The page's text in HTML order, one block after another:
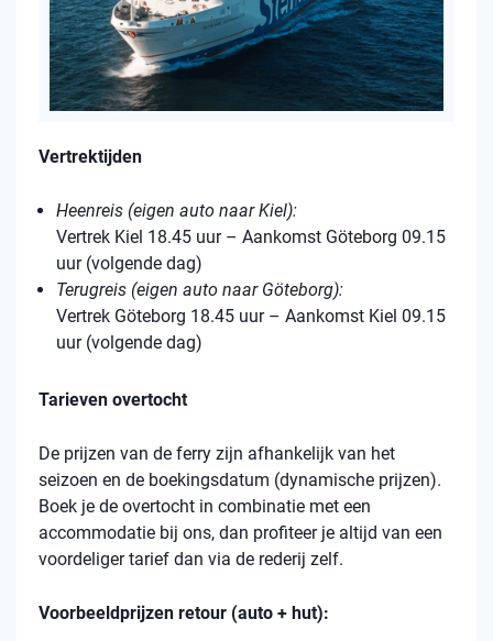
Vertrektijden
Heenreis (eigen auto naar Kiel):
Vertrek Kiel 18.45 uur – Aankomst Göteborg 09.15
uur (volgende dag)
Terugreis (eigen auto naar Göteborg):
Vertrek Göteborg 18.45 uur – Aankomst Kiel 09.15
uur (volgende dag)
Tarieven overtocht
De prijzen van de ferry zijn afhankelijk van het
seizoen en de boekingsdatum (dynamische prijzen).
Boek je de overtocht in combinatie met een
accommodatie bij ons, dan profiteer je altijd van een
voordeliger tarief dan via de rederij zelf.
Voorbeeldprijzen retour (auto + hut):